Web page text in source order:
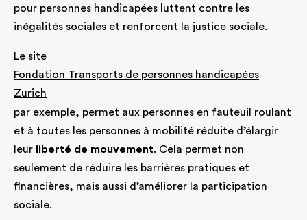
pour personnes handicapées luttent contre les
inégalités sociales et renforcent la justice sociale.
Le site
Fondation Transports de personnes handicapées
Zurich
par exemple, permet aux personnes en fauteuil roulant
et à toutes les personnes à mobilité réduite d’élargir
leur liberté de mouvement. Cela permet non
seulement de réduire les barrières pratiques et
financières, mais aussi d’améliorer la participation
sociale.